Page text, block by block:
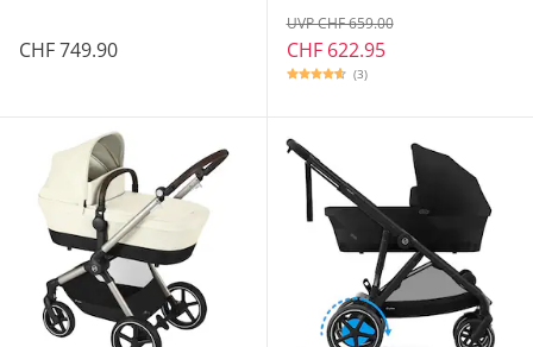
CHF 749.90 CHF 622.95
UVP CHF 659.00
(3)